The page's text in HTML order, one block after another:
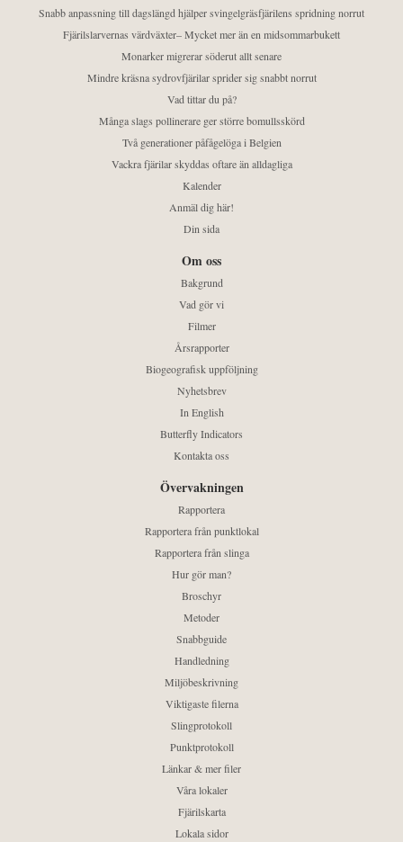
Snabb anpassning till dagslängd hjälper svingelgräsfjärilens spridning norrut
Fjärilslarvernas värdväxter– Mycket mer än en midsommarbukett
Monarker migrerar söderut allt senare
Mindre kräsna sydrovfjärilar sprider sig snabbt norrut
Vad tittar du på?
Många slags pollinerare ger större bomullsskörd
Två generationer påfågelöga i Belgien
Vackra fjärilar skyddas oftare än alldagliga
Kalender
Anmäl dig här!
Din sida
Om oss
Bakgrund
Vad gör vi
Filmer
Årsrapporter
Biogeografisk uppföljning
Nyhetsbrev
In English
Butterfly Indicators
Kontakta oss
Övervakningen
Rapportera
Rapportera från punktlokal
Rapportera från slinga
Hur gör man?
Broschyr
Metoder
Snabbguide
Handledning
Miljöbeskrivning
Viktigaste filerna
Slingprotokoll
Punktprotokoll
Länkar & mer filer
Våra lokaler
Fjärilskarta
Lokala sidor